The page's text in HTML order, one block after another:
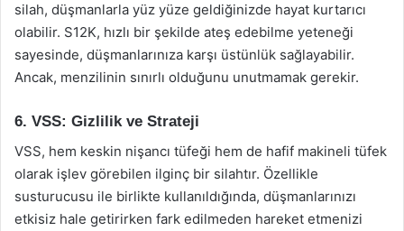
silah, düşmanlarla yüz yüze geldiğinizde hayat kurtarıcı
olabilir. S12K, hızlı bir şekilde ateş edebilme yeteneği
sayesinde, düşmanlarınıza karşı üstünlük sağlayabilir.
Ancak, menzilinin sınırlı olduğunu unutmamak gerekir.
6. VSS: Gizlilik ve Strateji
VSS, hem keskin nişancı tüfeği hem de hafif makineli tüfek
olarak işlev görebilen ilginç bir silahtır. Özellikle
susturucusu ile birlikte kullanıldığında, düşmanlarınızı
etkisiz hale getirirken fark edilmeden hareket etmenizi